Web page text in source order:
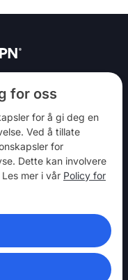
for oss
for å gi deg en
Ved å tillate
for
Dette kan involvere
mer i vår Policy for